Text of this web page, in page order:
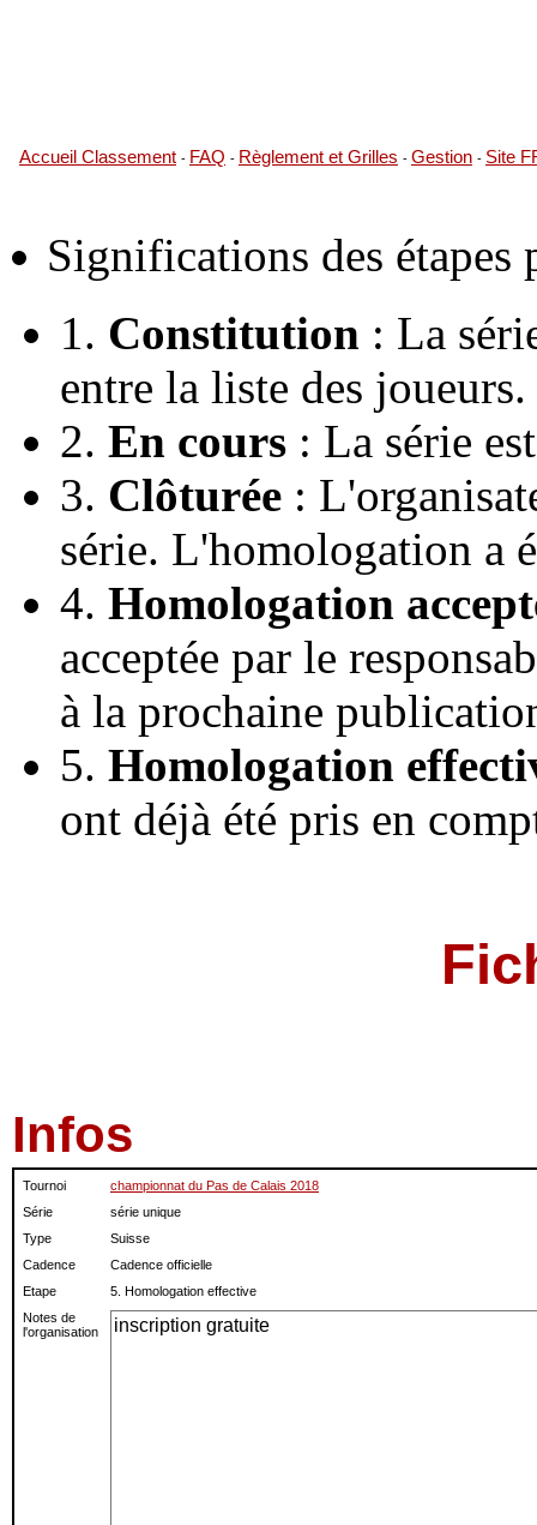
Accueil Classement - FAQ - Règlement et Grilles - Gestion - Site
Significations des
1. Constitution : La
entre la liste des joueurs.
2. En cours : La série
3. Clôturée :
série. L'homologation a
4. Homologation
acceptée par le
à la prochaine
5. Homologation
ont déjà été pris en
Infos
Tournoi
championnat du Pas de Calais 2018
Série
série unique
Type
Suisse
Cadence
Cadence officielle
Etape
5. Homologation effective
Notes de
l'organisation